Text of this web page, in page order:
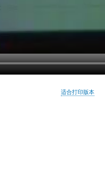
适合打印版本